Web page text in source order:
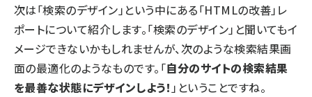
次は「検索のデザイン」という中にある「HTMLの改善」レ
ポートについて紹介します。「検索のデザイン」と聞いてもイ
メージできないかもしれませんが、次のような検索結果画
面の最適化のようなものです。「自分のサイトの検索結果
を最善な状態にデザインしよう！」ということですね。